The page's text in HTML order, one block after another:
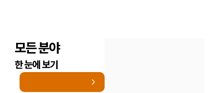
모든 분야
한 눈에 보기